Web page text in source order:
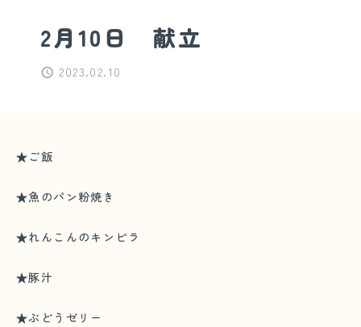
2月10日 献立
2023.02.10
★ご飯
★魚のパン粉焼き
★れんこんのキンピラ
★豚汁
★ぶどうゼリー